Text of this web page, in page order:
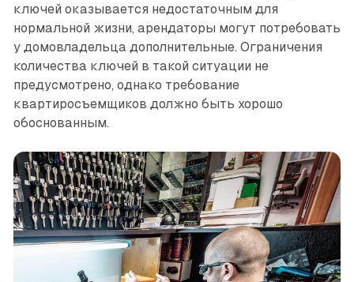
ключей оказывается недостаточным для
нормальной жизни, арендаторы могут потребовать
у домовладельца дополнительные. Ограничения
количества ключей в такой ситуации не
предусмотрено, однако требование
квартиросъемщиков должно быть хорошо
обоснованным.